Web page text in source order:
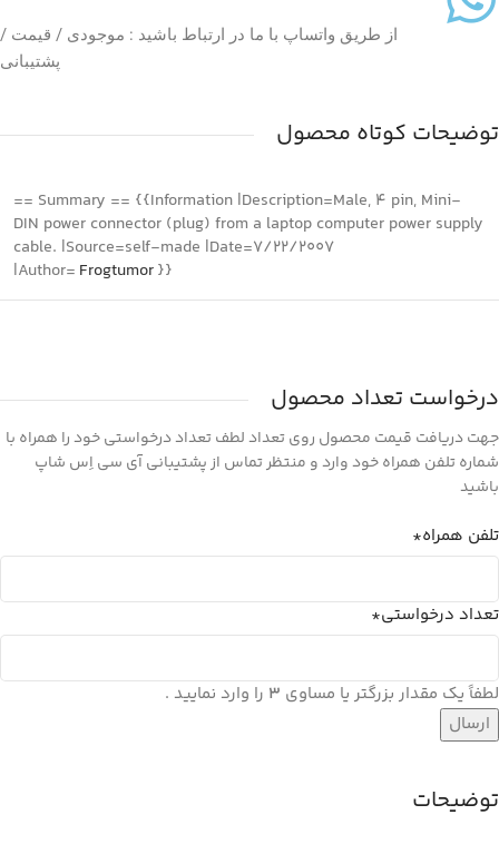
از طریق واتساپ با ما در ارتباط باشید : موجودی / قیمت /
پشتیبانی
توضیحات کوتاه محصول
== Summary == {{Information |Description=Male, 4 pin, Mini-
DIN power connector (plug) from a laptop computer power supply
cable. |Source=self-made |Date=7/22/2007
|Author= Frogtumor}}
درخواست تعداد محصول
جهت دریافت قیمت محصول روی تعداد لطف تعداد درخواستی خود را همراه با
شماره تلفن همراه خود وارد و منتظر تماس از پشتیبانی آی سی اِس شاپ
باشید
تلفن همراه*
تعداد درخواستی*
لطفاً یک مقدار بزرگتر یا مساوی 3 را وارد نمایید .
توضیحات